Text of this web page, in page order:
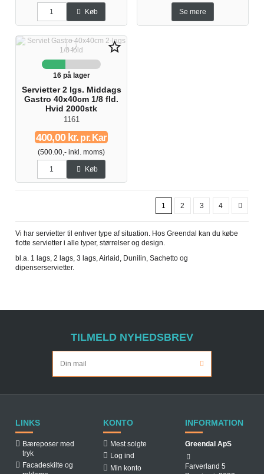
Køb Se mere
star_border
16 på lager
Servietter 2 lgs. Middags
Gastro 40x40cm 1/8 fld.
Hvid 2000stk
1161
400,00 kr. pr. Kar
(500.00,- inkl. moms)
Køb
1 2 3 4
Vi har servietter til enhver type af situation. Hos Greendal kan du købe
flotte servietter i alle typer, størrelser og design.
bl.a. 1 lags, 2 lags, 3 lags, Airlaid, Dunilin, Sachetto og
dipenserservietter.
TILMELD NYHEDSBREV
LINKS
Bæreposer med
tryk
Facadeskilte og
KONTO
Mest solgte
Log ind
Min konto
INFORMATION
Greendal ApS
Farverland 5